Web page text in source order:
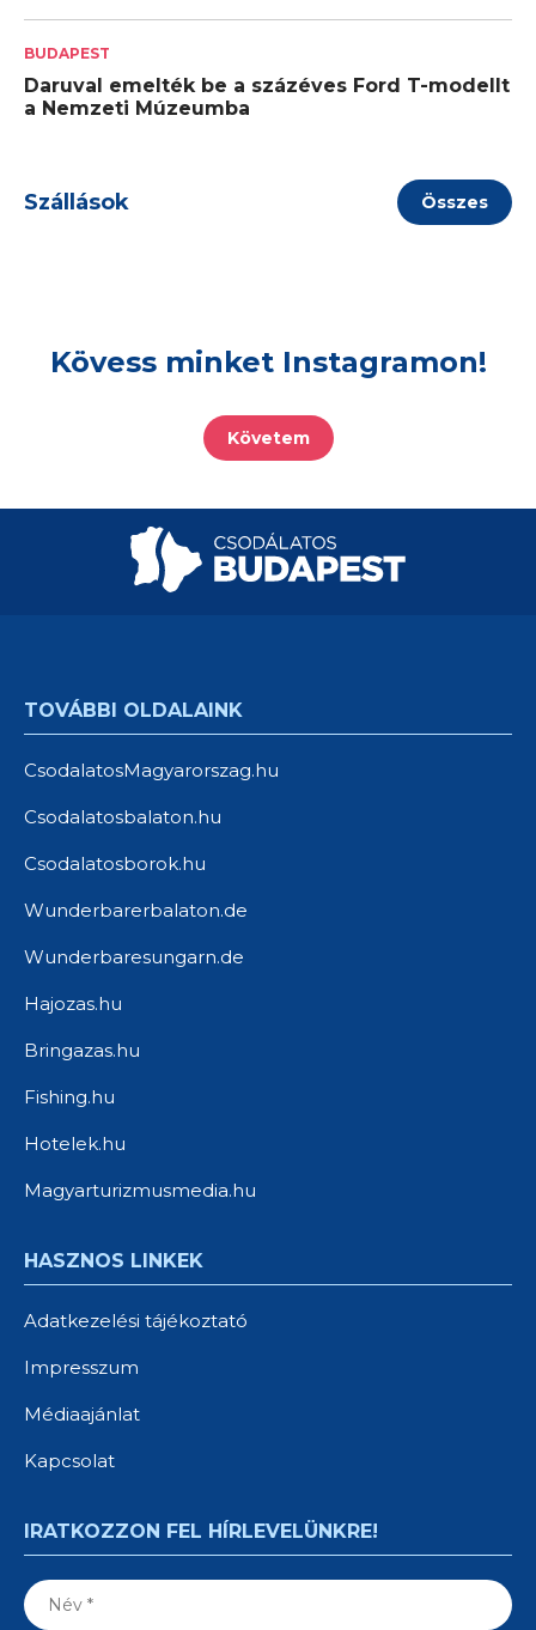
BUDAPEST
Daruval emelték be a százéves Ford T-modellt
a Nemzeti Múzeumba
Szállások Összes
Kövess minket Instagramon!
Követem
TOVÁBBI OLDALAINK
CsodalatosMagyarorszag.hu
Csodalatosbalaton.hu
Csodalatosborok.hu
Wunderbarerbalaton.de
Wunderbaresungarn.de
Hajozas.hu
Bringazas.hu
Fishing.hu
Hotelek.hu
Magyarturizmusmedia.hu
HASZNOS LINKEK
Adatkezelési tájékoztató
Impresszum
Médiaajánlat
Kapcsolat
IRATKOZZON FEL HÍRLEVELÜNKRE!